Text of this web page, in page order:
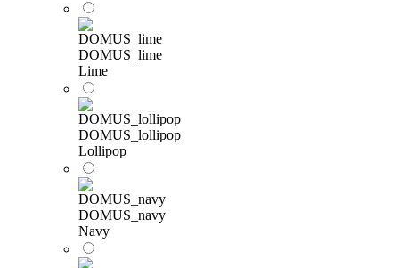
DOMUS_lime
Lime
DOMUS_lollipop
Lollipop
DOMUS_navy
Navy